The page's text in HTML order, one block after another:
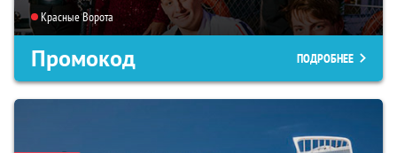
Красные Ворота
Промокод ПОДРОБНЕЕ